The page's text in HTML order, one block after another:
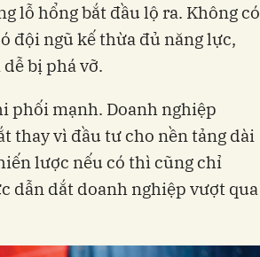
lỗ hổng bắt đầu lộ ra. Không có
đội ngũ kế thừa đủ năng lực,
bị phá vỡ.
phối mạnh. Doanh nghiệp
thay vì đầu tư cho nền tảng dài
lược nếu có thì cũng chỉ
dẫn dắt doanh nghiệp vượt qua